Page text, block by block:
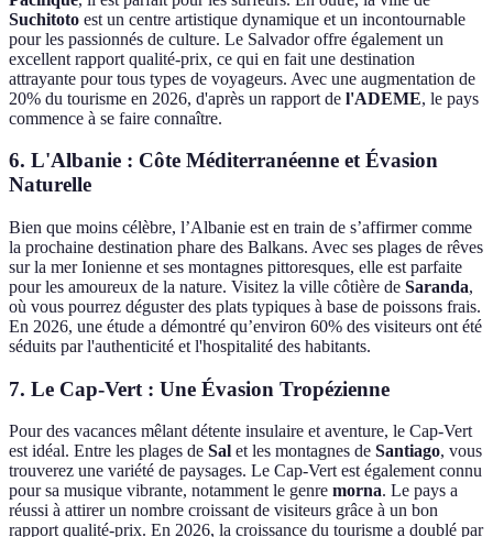
Suchitoto est un centre artistique dynamique et un incontournable
pour les passionnés de culture. Le Salvador offre également un
excellent rapport qualité-prix, ce qui en fait une destination
attrayante pour tous types de voyageurs. Avec une augmentation de
20% du tourisme en 2026, d'après un rapport de l'ADEME, le pays
commence à se faire connaître.
6. L'Albanie : Côte Méditerranéenne et Évasion
Naturelle
Bien que moins célèbre, l’Albanie est en train de s’affirmer comme
la prochaine destination phare des Balkans. Avec ses plages de rêves
sur la mer Ionienne et ses montagnes pittoresques, elle est parfaite
pour les amoureux de la nature. Visitez la ville côtière de Saranda,
où vous pourrez déguster des plats typiques à base de poissons frais.
En 2026, une étude a démontré qu’environ 60% des visiteurs ont été
séduits par l'authenticité et l'hospitalité des habitants.
7. Le Cap-Vert : Une Évasion Tropézienne
Pour des vacances mêlant détente insulaire et aventure, le Cap-Vert
est idéal. Entre les plages de Sal et les montagnes de Santiago, vous
trouverez une variété de paysages. Le Cap-Vert est également connu
pour sa musique vibrante, notamment le genre morna. Le pays a
réussi à attirer un nombre croissant de visiteurs grâce à un bon
rapport qualité-prix. En 2026, la croissance du tourisme a doublé par